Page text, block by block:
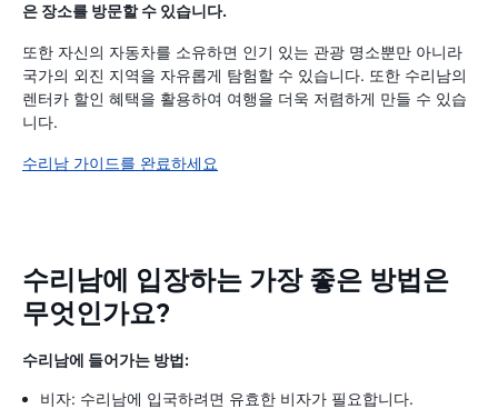
은 장소를 방문할 수 있습니다.
또한 자신의 자동차를 소유하면 인기 있는 관광 명소뿐만 아니라
국가의 외진 지역을 자유롭게 탐험할 수 있습니다. 또한 수리남의
렌터카 할인 혜택을 활용하여 여행을 더욱 저렴하게 만들 수 있습
니다.
수리남 가이드를 완료하세요
수리남에 입장하는 가장 좋은 방법은
무엇인가요?
수리남에 들어가는 방법:
비자: 수리남에 입국하려면 유효한 비자가 필요합니다.